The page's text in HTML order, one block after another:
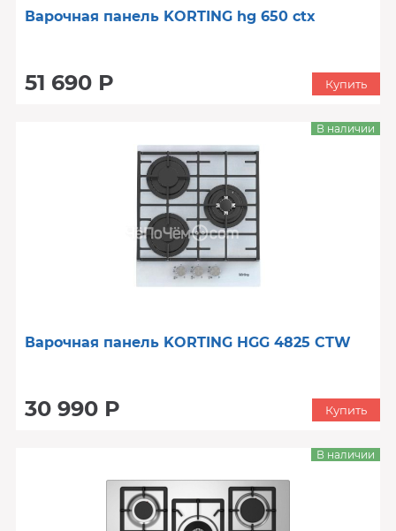
Варочная панель KORTING hg 650 ctx
51 690 Р Купить
Варочная панель KORTING HGG 4825 CTW
30 990 Р
В наличии
Купить
В наличии